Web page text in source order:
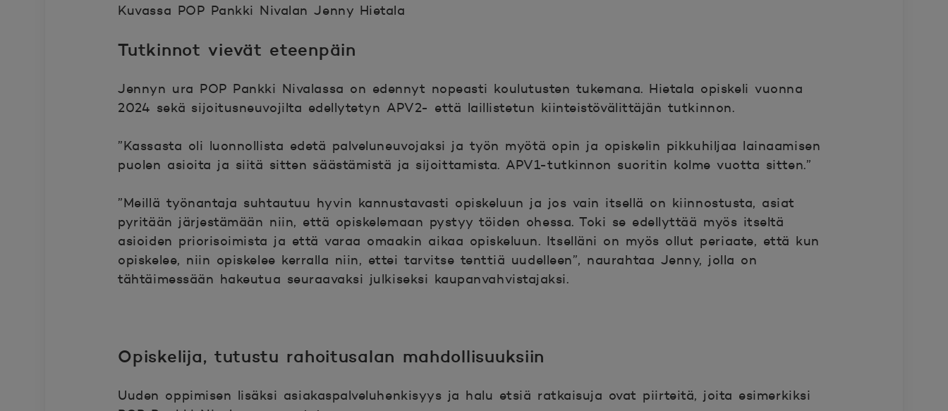
Kuvassa POP Pankki Nivalan Jenny Hietala
Tutkinnot vievät eteenpäin
Jennyn ura POP Pankki Nivalassa on edennyt nopeasti koulutusten tukemana. Hietala opiskeli vuonna
2024 sekä sijoitusneuvojilta edellytetyn APV2- että laillistetun kiinteistövälittäjän tutkinnon.
”Kassasta oli luonnollista edetä palveluneuvojaksi ja työn myötä opin ja opiskelin pikkuhiljaa lainaamisen
puolen asioita ja siitä sitten säästämistä ja sijoittamista. APV1-tutkinnon suoritin kolme vuotta sitten.”
”Meillä työnantaja suhtautuu hyvin kannustavasti opiskeluun ja jos vain itsellä on kiinnostusta, asiat
pyritään järjestämään niin, että opiskelemaan pystyy töiden ohessa. Toki se edellyttää myös itseltä
asioiden priorisoimista ja että varaa omaakin aikaa opiskeluun. Itselläni on myös ollut periaate, että kun
opiskelee, niin opiskelee kerralla niin, ettei tarvitse tenttiä uudelleen”, naurahtaa Jenny, jolla on
tähtäimessään hakeutua seuraavaksi julkiseksi kaupanvahvistajaksi.
Opiskelija, tutustu rahoitusalan mahdollisuuksiin
Uuden oppimisen lisäksi asiakaspalveluhenkisyys ja halu etsiä ratkaisuja ovat piirteitä, joita esimerkiksi